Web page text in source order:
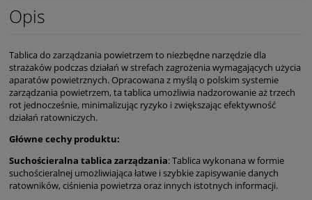
Opis
Tablica do zarządzania powietrzem to niezbędne narzędzie dla
strażaków podczas działań w strefach zagrożenia wymagających użycia
aparatów powietrznych. Opracowana z myślą o polskim systemie
zarządzania powietrzem, ta tablica umożliwia nadzorowanie aż trzech
rot jednocześnie, minimalizując ryzyko i zwiększając efektywność
działań ratowniczych.
Główne cechy produktu:
Suchościeralna tablica zarządzania: Tablica wykonana w formie
suchościeralnej umożliwiająca łatwe i szybkie zapisywanie danych
ratowników, ciśnienia powietrza oraz innych istotnych informacji.